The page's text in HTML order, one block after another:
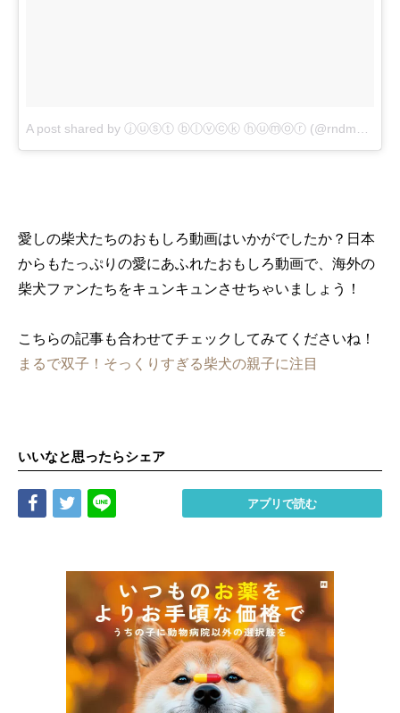
A post shared by ⓙⓤⓢⓣ ⓑⓛⓥⓒⓚ ⓗⓤⓜⓞⓡ (@rndm_doggos)
愛しの柴犬たちのおもしろ動画はいかがでしたか？日本
からもたっぷりの愛にあふれたおもしろ動画で、海外の
柴犬ファンたちをキュンキュンさせちゃいましょう！
こちらの記事も合わせてチェックしてみてくださいね！
まるで双子！そっくりすぎる柴犬の親子に注目
いいなと思ったらシェア
Share Tweet アプリで読む